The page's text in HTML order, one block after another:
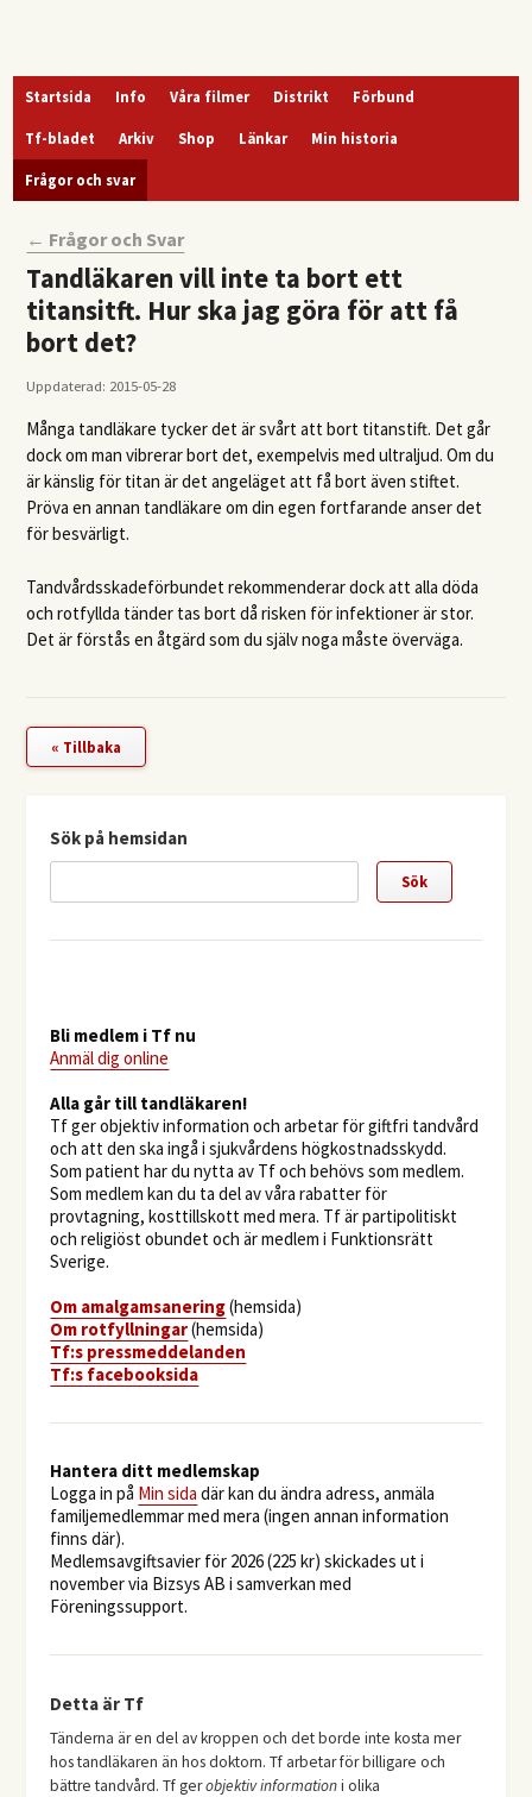
Startsida Info Våra filmer Distrikt Förbund
Tf-bladet Arkiv Shop Länkar Min historia
Frågor och svar
← Frågor och Svar
Tandläkaren vill inte ta bort ett
titansitft. Hur ska jag göra för att få
bort det?
Uppdaterad: 2015-05-28
Många tandläkare tycker det är svårt att bort titanstift. Det går
dock om man vibrerar bort det, exempelvis med ultraljud. Om du
är känslig för titan är det angeläget att få bort även stiftet.
Pröva en annan tandläkare om din egen fortfarande anser det
för besvärligt.
Tandvårdsskadeförbundet rekommenderar dock att alla döda
och rotfyllda tänder tas bort då risken för infektioner är stor.
Det är förstås en åtgärd som du själv noga måste överväga.
« Tillbaka
Sök på hemsidan
Bli medlem i Tf nu
Anmäl dig online
​Alla går till tandläkaren!
Tf ger objektiv information och arbetar för giftfri tandvård
och att den ska ingå i sjukvårdens högkostnadsskydd.
Som patient har du nytta av Tf och behövs som medlem.
Som medlem kan du ta del av våra rabatter för
provtagning, kosttillskott med mera. Tf är partipolitiskt
och religiöst obundet och är medlem i Funktionsrätt
Sverige.
Om amalgamsanering(hemsida)
Om rotfyllningar(hemsida)
​Tf:s pressmeddelanden
Tf:s facebooksida
Hantera ditt medlemskap
Logga in på Min sida där kan du ändra adress, anmäla
familjemedlemmar med mera (ingen annan information
finns där).
Medlemsavgiftsavier för 2026 (225 kr) skickades ut i
november via Bizsys AB i samverkan med
Föreningssupport.
Detta är Tf
Tänderna är en del av kroppen och det borde inte kosta mer
hos tandläkaren än hos doktorn. Tf arbetar för billigare och
bättre tandvård. Tf gerobjektiv informationi olika